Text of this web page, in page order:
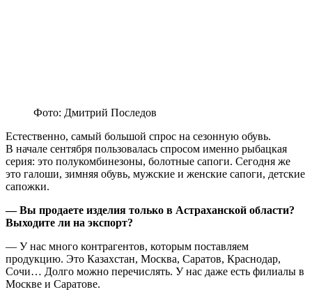
Фото: Дмитрий Последов
Естественно, самый большой спрос на сезонную обувь.
В начале сентября пользовалась спросом именно рыбацкая
серия: это полукомбинезоны, болотные сапоги. Сегодня же
это галоши, зимняя обувь, мужские и женские сапоги, детские
сапожки.
— Вы продаете изделия только в Астраханской области?
Выходите ли на экспорт?
— У нас много контрагентов, которым поставляем
продукцию. Это Казахстан, Москва, Саратов, Краснодар,
Сочи… Долго можно перечислять. У нас даже есть филиалы в
Москве и Саратове.